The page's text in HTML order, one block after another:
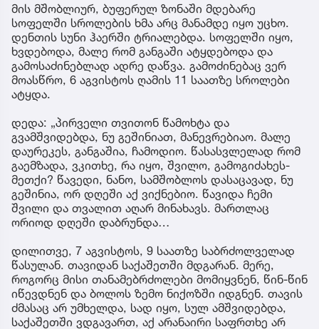
მის მშობლიურ, ბუფერულ ზონაში მდებარე
სოფელში სროლების ხმა არც მანამდე იყო უცხო.
დენთის სუნი ჰაერში ტრიალებდა. სოფელში იყო,
ხვდებოდა, მალე რომ განგაში ატყდებოდა და
გამოსაძინებლად ადრე დაწვა. გამოძინებაც ვერ
მოასწრო, 6 აგვისტოს ღამის 11 საათზე სროლები
ატყდა.
დედა: „პირველი თვითონ წამოხტა და
გვამშვიდებდა, ნუ გეშინიათ, მანევრებიაო. მალე
დაურეკეს, განგაშია, ჩამოდიო. წასასვლელად რომ
გაემზადა, ვკითხე, რა იყო, შვილო, გამოგიძახეს-
მეთქი? წავედი, ნანო, სამშობლოს დასაცავად, ნუ
გეშინია, ორ დღეში აქ ვიქნებიო. წავიდა ჩემი
შვილი და თვალით აღარ მინახავს. მართლაც
ორიოდ დღეში დაბრუნდა…
დილითვე, 7 აგვისტოს, 9 საათზე საბრძოლველად
წასულან. თავიდან საქაშეთში მდგარან. მერე,
როგორც მისი თანამებრძოლები მომიყვნენ, წინ-წინ
იწევდნენ და ბოლოს ზემო ნიქოზში იდგნენ. თავის
ძმასაც არ უმხელდა, სად იყო, სულ ამშვიდებდა,
საქაშეთში ვდგავართ, აქ არანაირი საფრთხე არ